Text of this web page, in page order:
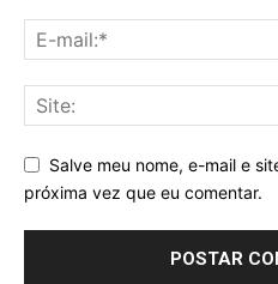
Salve meu nome, e-mail e
próxima vez que eu comentar.